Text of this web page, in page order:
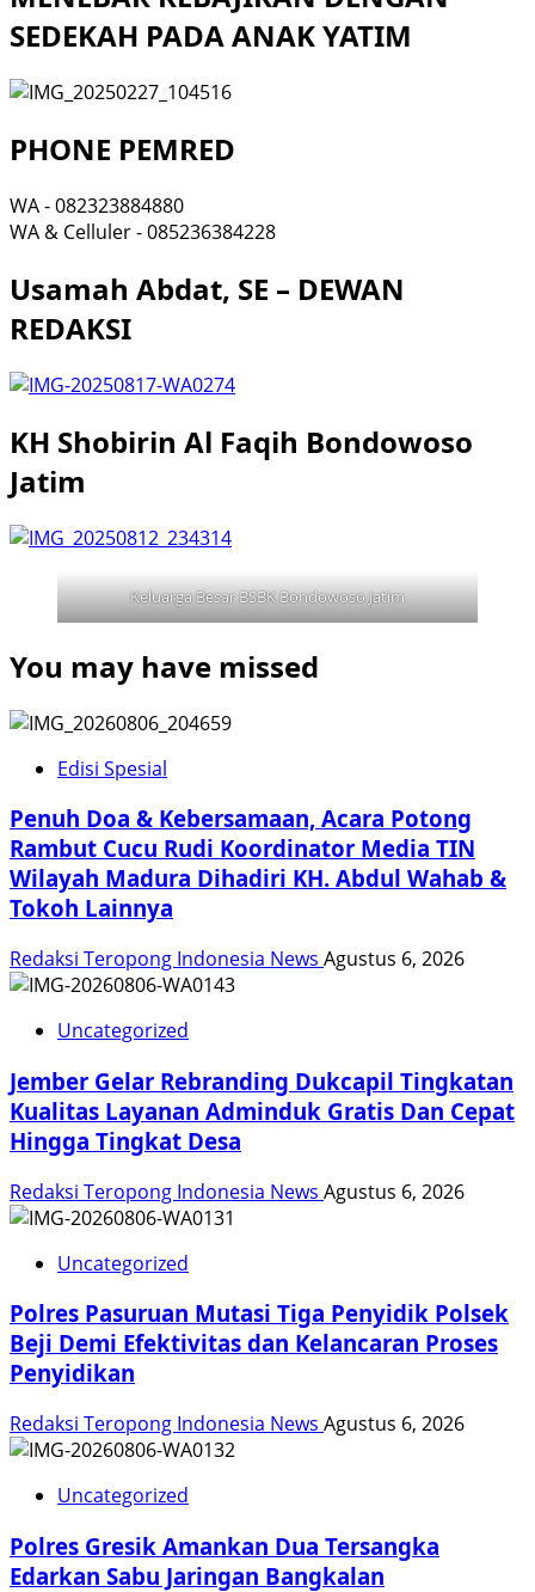
SEDEKAH PADA ANAK YATIM
PHONE PEMRED
WA - 082323884880
WA & Celluler - 085236384228
Usamah Abdat, SE – DEWAN
REDAKSI
KH Shobirin Al Faqih Bondowoso
Jatim
Keluarga Besar BSBK Bondowoso Jatim
You may have missed
Edisi Spesial
Penuh Doa & Kebersamaan, Acara Potong
Rambut Cucu Rudi Koordinator Media TIN
Wilayah Madura Dihadiri KH. Abdul Wahab &
Tokoh Lainnya
Redaksi Teropong Indonesia News Agustus 6, 2026
Uncategorized
Jember Gelar Rebranding Dukcapil Tingkatan
Kualitas Layanan Adminduk Gratis Dan Cepat
Hingga Tingkat Desa
Redaksi Teropong Indonesia News Agustus 6, 2026
Uncategorized
Polres Pasuruan Mutasi Tiga Penyidik Polsek
Beji Demi Efektivitas dan Kelancaran Proses
Penyidikan
Redaksi Teropong Indonesia News Agustus 6, 2026
Uncategorized
Polres Gresik Amankan Dua Tersangka
Edarkan Sabu Jaringan Bangkalan